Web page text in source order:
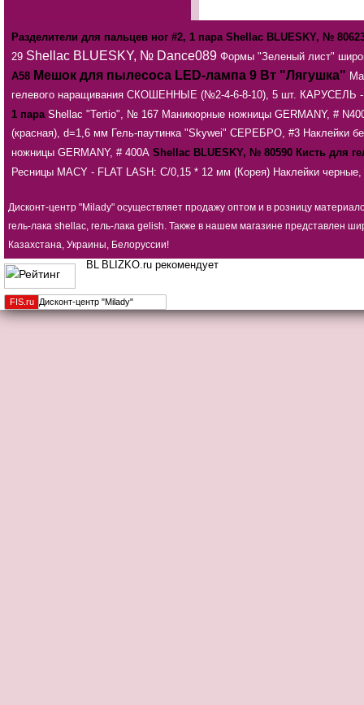
Разделители для пальцев ног #2, 1 пара Shellac BLUESKY, №
29 Shellac BLUESKY, № Dance089 Формы "Зеленый лист"
А58 Мешок для пылесоса LED-лампа 9 Вт "Лягушка"
гелевого наращивания СКОШЕННЫЕ (№2-4-6-8-10), 5 шт. КАРУСЕЛЬ -
1 пара Shellac "Tertio", № 167 Маникюрные ножницы GERMANY, #
(красная), d=1,6 мм Гель-паутинка "Skywei" СЕРЕБРО, #3 Наклейки
ножницы GERMANY, # 400А Shellac BLUESKY, № 80590 Кисть для
Ресницы MACY - FLAT LASH: С/0,15 * 12 мм (Корея) Наклейки
Дисконт-центр "Milady" осуществляет продажу оптом и в розницу
гель-лака shellac, гель-лака gelish. Также в нашем магазине представлен
Казахстана, Украины, Белоруссии!
BLIZKO.ru рекомендует
FIS. ru Дисконт-центр "Milady"